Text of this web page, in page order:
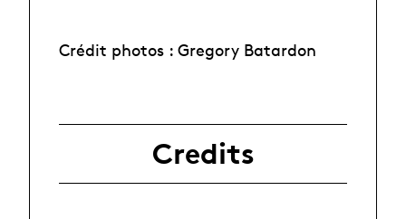
Crédit photos : Gregory Batardon
Credits